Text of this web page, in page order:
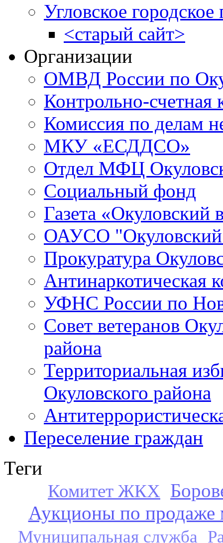
Угловское городское
<старый сайт>
Организации
ОМВД России по
Контрольно-счетная
Комиссия по делам
МКУ «ЕСДДСО»
Отдел МФЦ
Социальный фонд
Газета «Окуловский
ОАУСО
Прокуратура
Антинаркотическая
УФНС России по
Совет ветеранов
района
Территориальная
Окуловского района
Переселение граждан
Теги
Комитет ЖКХ
Аукционы по продаже
Муниципальная служба